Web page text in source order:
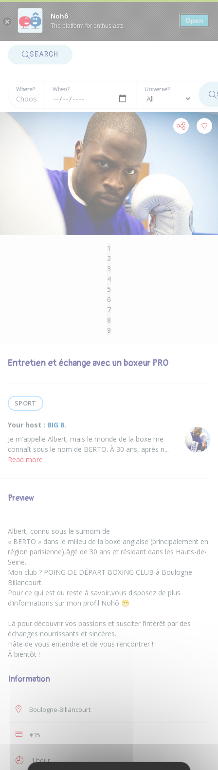
Nohô
The platform for enthusiasts
Open
SEARCH
Where? When? Universe?
1
2
3
4
5
6
7
8
9
Entretien et échange avec un boxeur PRO
SPORT
Your host : BIG B.
Je m'appelle Albert, mais le monde de la boxe me
connaît sous le nom de BERTO. À 30 ans, après n...
Read more
Preview
Albert, connu sous le surnom de
« BERTO » dans le milieu de la boxe anglaise (principalement en
région parisienne),âgé de 30 ans et résidant dans les Hauts-de-
Seine.
Mon club ? POING DE DÉPART BOXING CLUB à Boulogne-
Billancourt.
Pour ce qui est du reste à savoir,vous disposez de plus
d’informations sur mon profil Nohô 😁
Là pour découvrir vos passions et susciter l’intérêt par des
échanges nourrissants et sincères.
Hâte de vous entendre et de vous rencontrer !
Information
Boulogne-Billancourt
€35
1 hour
Panneau de gestion des cookies